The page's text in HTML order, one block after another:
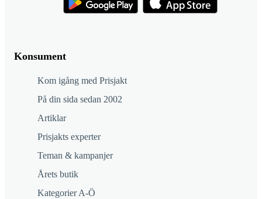
Konsument
Kom igång med Prisjakt
På din sida sedan 2002
Artiklar
Prisjakts experter
Teman & kampanjer
Årets butik
Kategorier A-Ö